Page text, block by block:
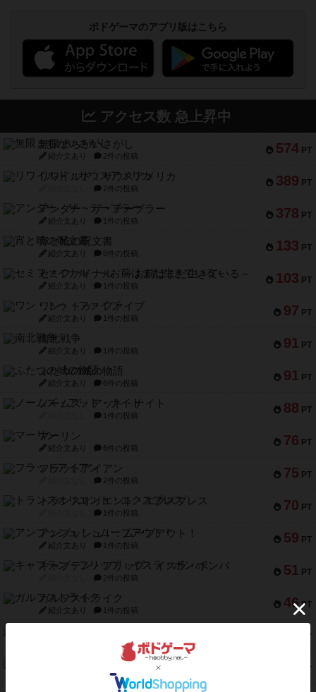
ボドゲーマのアプリ版はこちら
アクセス数 急上昇中
574 PT
無限まちがいさがし
紹介文あり 2件の投稿
389 PT
リワイルド：サウスアメリカ
2件の投稿
378 PT
アンダー・ザ・テーブラー
紹介文あり 1件の投稿
133 PT
宵と暁の呪文書
紹介文あり 8件の投稿
103 PT
セミファイナル ～お前はまだ生きている～
紹介文あり 1件の投稿
97 PT
ワン・トゥ・ファイブ
紹介文あり 1件の投稿
91 PT
南北戦争
紹介文あり 1件の投稿
91 PT
ふたつの城の物語
紹介文あり 6件の投稿
88 PT
ノームズ・アット・ナイト
1件の投稿
76 PT
マーリン
紹介文あり 6件の投稿
75 PT
フラットアイアン
2件の投稿
70 PT
トランスオリエント・エクスプレス
1件の投稿
59 PT
アンブッシュ！：ムーブアウト！
紹介文あり 1件の投稿
51 PT
キャプテン・フリップ：イスラ・ボンバ
2件の投稿
46 PT
ガルフストライク
紹介文あり 1件の投稿
PT
8件の投稿
PT
12件の投稿